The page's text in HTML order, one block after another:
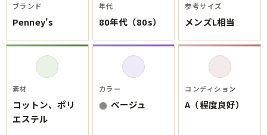
会社概要
店舗一覧
古着卸売
特定商取引法に基づく表示
プライバシーポリシー
お問い合わせ
ブランド
Penney's
年代
80年代（80s）
参考サイズ
メンズL相当
素材
コットン、ポリ
エステル
カラー
ベージュ
コンディション
A（程度良好）